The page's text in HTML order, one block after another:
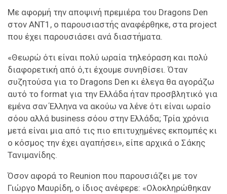
Με αφορμή την αποψινή πρεμιέρα του Dragons Den
στον ΑΝΤ1, ο παρουσιαστής αναφέρθηκε, στα project
που έχει παρουσιάσει ανά διαστήματα.
«Θεωρώ ότι είναι πολύ ωραία τηλεόραση και πολύ
διαφορετική από ό,τι έχουμε συνηθίσει. Όταν
συζητούσα για το Dragons Den κι έλεγα θα αγοράζω
αυτό το format για την Ελλάδα ήταν προσβλητικό για
εμένα σαν Έλληνα να ακούω να λένε ότι είναι ωραίο
σόου αλλά business σόου στην Ελλάδα; Τρία χρόνια
μετά είναι μια από τις πιο επιτυχημένες εκπομπές κι
ο κόσμος την έχει αγαπήσει», είπε αρχικά ο Σάκης
Τανιμανίδης.
Όσον αφορά το Reunion που παρουσιάζει με τον
Γιώργο Μαυρίδη, ο ίδιος ανέφερε: «Ολοκληρώθηκαν